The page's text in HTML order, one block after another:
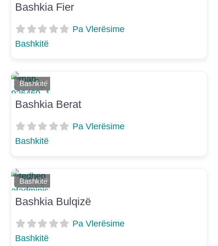
Bashkia Fier
Pa Vlerësime
Bashkitë
Shtoje si të preferuar
Bashkitë
E mëparshme
Më Tej
Bashkia Berat
Pa Vlerësime
Bashkitë
Shtoje si të preferuar
Bashkitë
E mëparshme
Më Tej
Bashkia Bulqizë
Pa Vlerësime
Bashkitë